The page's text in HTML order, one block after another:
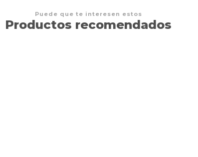
Puede que te interesen estos
Productos recomendados